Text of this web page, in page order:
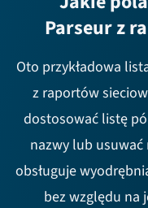
Parseur z
Oto przykładowa
z raportów
dostosować listę
nazwy lub
obsługuje
bez względu na